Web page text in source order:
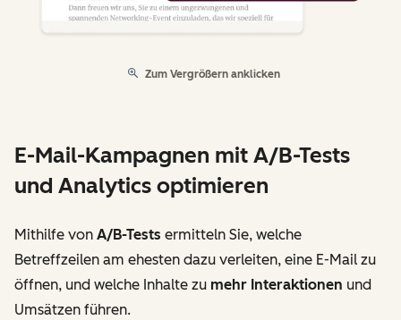
Zum Vergrößern anklicken
E-Mail-Kampagnen mit A/B-Tests
und Analytics optimieren
Mithilfe von A/B-Tests ermitteln Sie, welche
Betreffzeilen am ehesten dazu verleiten, eine E-Mail zu
öffnen, und welche Inhalte zu mehr Interaktionen und
Umsätzen führen.